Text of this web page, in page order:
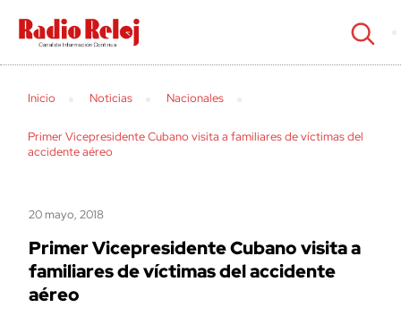
cerrar
Inicio Noticias Nacionales
Primer Vicepresidente Cubano visita a familiares de víctimas del
accidente aéreo
20 mayo, 2018
Primer Vicepresidente Cubano visita a
familiares de víctimas del accidente
aéreo